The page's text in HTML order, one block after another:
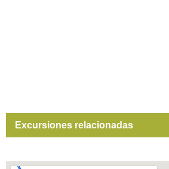
Excursiones relacionadas